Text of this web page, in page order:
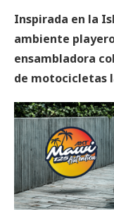
Inspirada en la
ambiente
ensambladora
de motocicletas